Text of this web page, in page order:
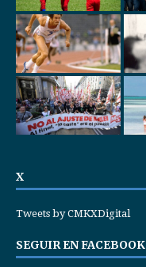
X
Tweets by CMKXDigital
SEGUIR EN FACEBOOK